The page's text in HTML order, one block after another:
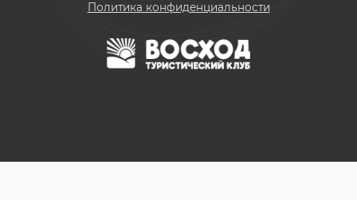
Политика конфиденциальности